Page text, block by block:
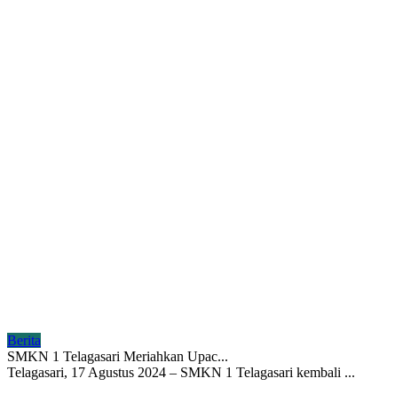
Berita
SMKN 1 Telagasari Meriahkan Upac...
Telagasari, 17 Agustus 2024 – SMKN 1 Telagasari kembali ...